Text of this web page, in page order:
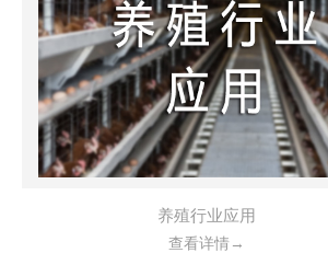
养殖行业应用
查看详情→